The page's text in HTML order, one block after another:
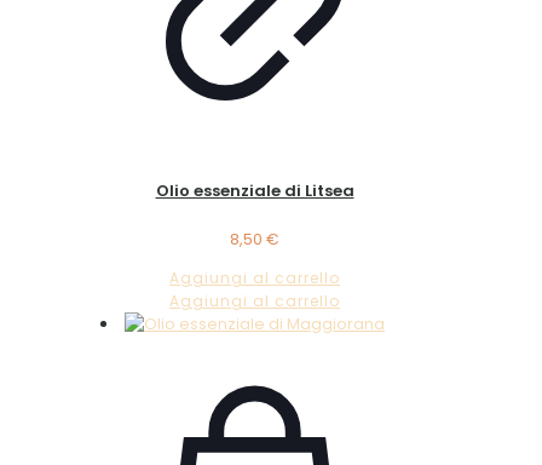
Olio essenziale di Litsea
8,50 €
Aggiungi al carrello
Aggiungi al carrello